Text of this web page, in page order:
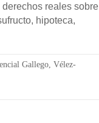
reales sobre
hipoteca,
Gallego, Vélez-